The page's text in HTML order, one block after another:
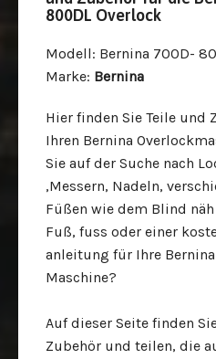
800DL Overlock
Modell: Bernina 700D-
Marke: Bernina
Hier finden Sie Teile und
Ihren Bernina
Sie auf der Suche nach
,Messern, Nadeln,
Füßen wie dem Blind
Fuß, fuss oder einer
anleitung für Ihre
Maschine?
Auf dieser Seite finden
Zubehör und teilen, die